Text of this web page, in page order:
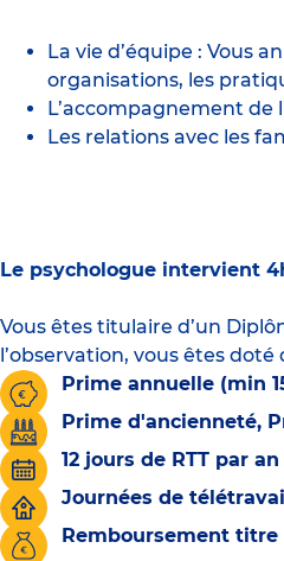
La vie d’équipe : Vous
organisations, les
L’accompagnement de
Les relations avec les
Le psychologue intervient
Vous êtes titulaire d’un
l’observation, vous êtes doté
Prime annuelle (min
Prime d'ancienneté,
12 jours de RTT par an
Journées de
Remboursement titre